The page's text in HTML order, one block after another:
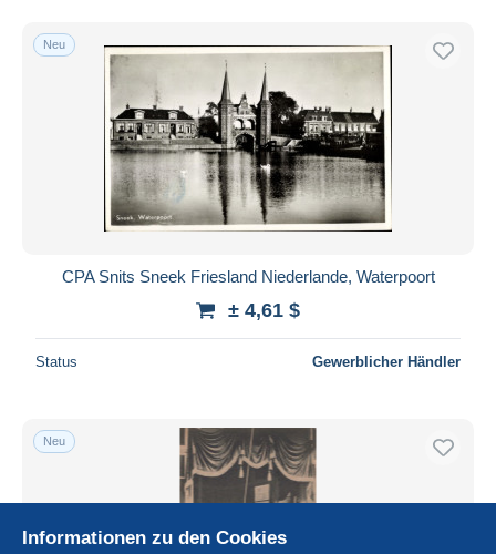
Neu
CPA Snits Sneek Friesland Niederlande, Waterpoort
± 4,61 $
Status Gewerblicher Händler
Neu
Informationen zu den Cookies